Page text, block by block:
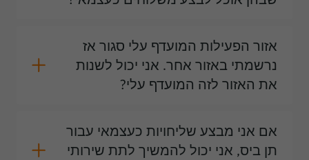
אזור הפעילות המועדף עלי סגור אז
נרשמתי באזור אחר. אני יכול לשנות
את האזור לזה המועדף עלי?
אם אני מבצע שליחויות כעצמאי עבור
תן ביס, אני יכול להמשיך לתת שירותי